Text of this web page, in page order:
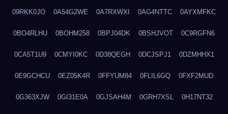
09RKK0JO 0A54G2WE 0A7RXWXI 0AG4NTTC 0AYXMFKC
0BO4RLHU 0BOHM258 0BPJ04DK 0BSHJVOT 0C9RGFN6
0CA5T1U9 0CMYI0KC 0D38QEGH 0DCJSPJ1 0DZMHHX1
0E9GCHCU 0EZ05K4R 0FFYUM84 0FLIL6GQ 0FXF2MUD
0G363XJW 0GI31E0A 0GJSAH4M 0GRH7XSL 0H17NT32